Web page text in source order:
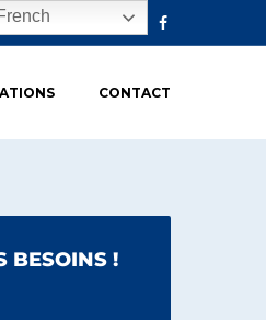
CONTACT
BESOINS !